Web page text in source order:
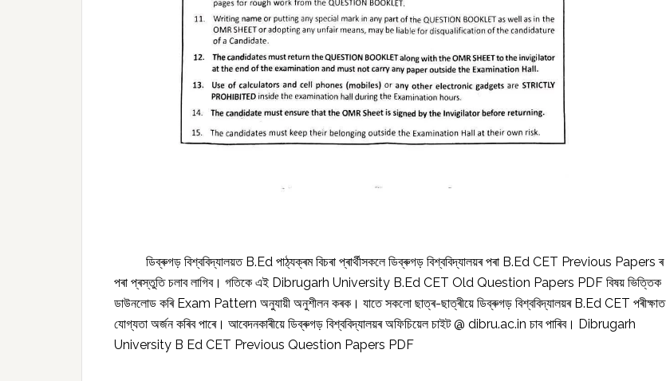
ডিব্ৰুগড় বিশ্ববিদ্যালয়ত B.Ed পাঠ্যক্ৰম বিচৰা প্ৰাৰ্থীসকলে ডিব্ৰুগড় বিশ্ববিদ্যালয়ৰ পৰা B.Ed CET Previous Papers ৰ
পৰা প্ৰস্তুতি চলাব লাগিব। গতিকে এই Dibrugarh University B.Ed CET Old Question Papers PDF বিষয় ভিত্তিক
ডাউনলোড কৰি Exam Pattern অনুযায়ী অনুশীলন কৰক। যাতে সকলো ছাত্ৰ-ছাত্ৰীয়ে ডিব্ৰুগড় বিশ্ববিদ্যালয়ৰ B.Ed CET পৰীক্ষাত
যোগ্যতা অৰ্জন কৰিব পাৰে। আবেদনকাৰীয়ে ডিব্ৰুগড় বিশ্ববিদ্যালয়ৰ অফিচিয়েল চাইট @ dibru.ac.in চাব পাৰিব। Dibrugarh
University B Ed CET Previous Question Papers PDF